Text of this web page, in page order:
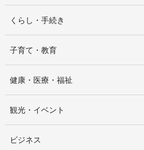
くらし・手続き
子育て・教育
健康・医療・福祉
観光・イベント
ビジネス